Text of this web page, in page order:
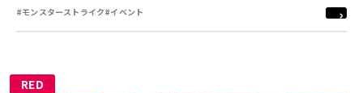
#モンスターストライク#イベント
RED